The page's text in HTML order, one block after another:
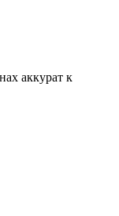
аккурат к